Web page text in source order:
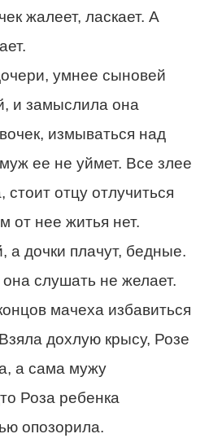
жалеет, ласкает. А
умнее сыновей
и замыслила она
измываться над
ее не уймет. Все злее
стоит отцу отлучиться
от нее житья нет.
а дочки плачут, бедные.
слушать не желает.
мачеха избавиться
дохлую крысу, Розе
а сама мужу
Роза ребенка
опозорила.